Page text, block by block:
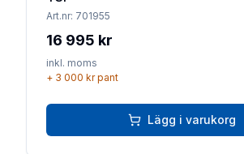
Art.nr: 701955
16 995 kr
inkl. moms
+ 3 000 krpant
Lägg i varukorg